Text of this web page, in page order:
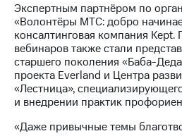
Описание
Программа
приобретения
Порядок
выкупа
акций
Дивиденды
Рынок
облигаций
Экспертным партнёром по
«Волонтёры МТС: добро
консалтинговая компания
вебинаров также стали
старшего поколения «Баба-
проекта Everland и Центра
«Лестница»,
и внедрении практик
«Даже привычные темы